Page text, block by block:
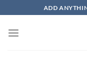
qua
nội
ADD